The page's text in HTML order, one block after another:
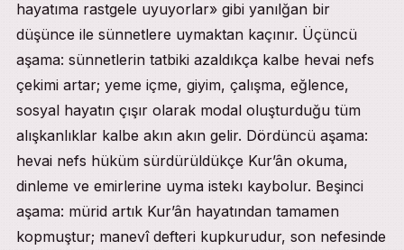
hayatıma rastgele uyuyorlar» gibi yanılğan bir
düşünce ile sünnetlere uymaktan kaçınır. Üçüncü
aşama: sünnetlerin tatbiki azaldıkça kalbe hevai nefs
çekimi artar; yeme içme, giyim, çalışma, eğlence,
sosyal hayatın çışır olarak modal oluşturduğu tüm
alışkanlıklar kalbe akın akın gelir. Dördüncü aşama:
hevai nefs hüküm sürdürüldükçe Kur’ân okuma,
dinleme ve emirlerine uyma istekı kaybolur. Beşinci
aşama: mürid artık Kur’ân hayatından tamamen
kopmuştur; manevî defteri kupkurudur, son nefesinde